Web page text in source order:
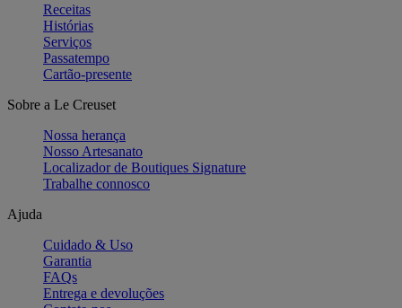
Receitas
Histórias
Serviços
Passatempo
Cartão-presente
Sobre a Le Creuset
Nossa herança
Nosso Artesanato
Localizador de Boutiques Signature
Trabalhe connosco
Ajuda
Cuidado & Uso
Garantia
FAQs
Entrega e devoluções